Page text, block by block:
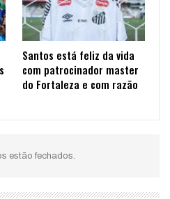
Santos está feliz da vida
com patrocinador master
do Fortaleza e com razão
estão fechados.